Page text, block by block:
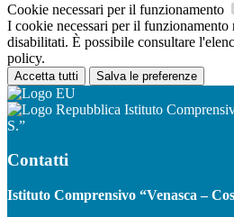
Cookie necessari per il funzionamento
I cookie necessari per il funzionamento
disabilitati. È possibile consultare
policy.
Accetta tutti Salva le preferenze
Istituto
S.”
Contatti
Istituto Comprensivo “Venasca –